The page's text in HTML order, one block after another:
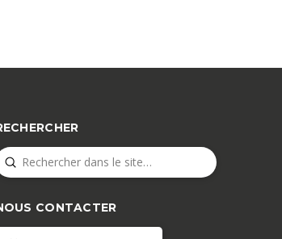
Submit
CONTACTER